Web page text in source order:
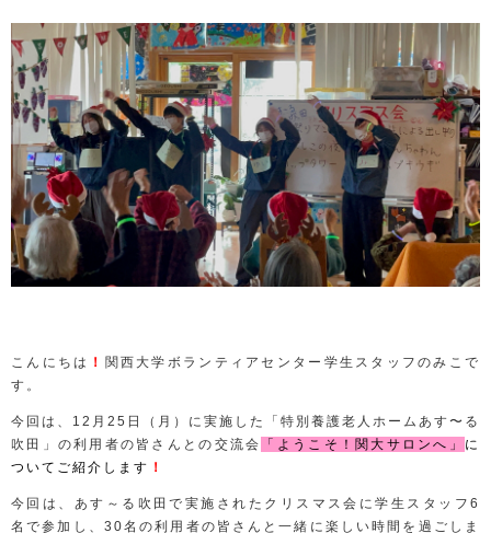
こんにちは ！ 関西大学ボランティアセンター学生スタッフのみこで
す。
今回は、 12 月 25 日（月）に実施した「特別養護老人ホームあす〜る
吹田」の利用者の皆さんとの交流会
「ようこそ！関大サロンへ」 に
ついてご紹介します ！
今回は、あす～る吹田で実施されたクリスマス会に学生スタッフ 6
名で参加し、 30名の利用者の皆さんと一緒に楽しい時間を過ごしま